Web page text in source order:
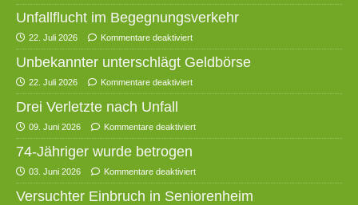
Unfallflucht im Begegnungsverkehr
22. Juli 2026 Kommentare deaktiviert
Unbekannter unterschlägt Geldbörse
22. Juli 2026 Kommentare deaktiviert
Drei Verletzte nach Unfall
09. Juni 2026 Kommentare deaktiviert
74-Jähriger wurde betrogen
03. Juni 2026 Kommentare deaktiviert
Versuchter Einbruch in Seniorenheim